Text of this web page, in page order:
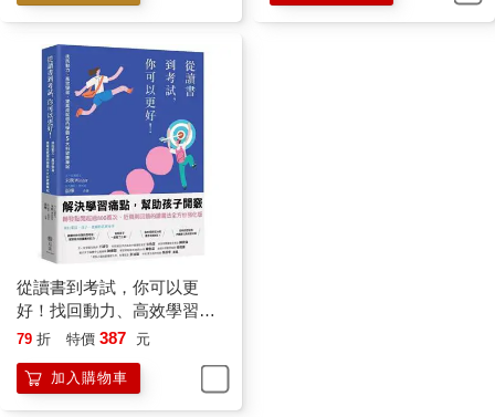
從讀書到考試，你可以更
好！找回動力、高效學習，
提高成就感的學霸5大科致勝
79 折 特價 387 元
加入購物車